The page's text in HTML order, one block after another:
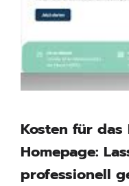
Kosten für
Homepage:
professionell